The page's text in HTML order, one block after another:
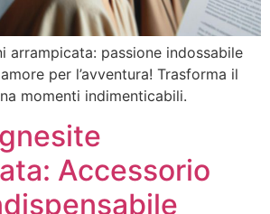
arrampicata: passione indossabile
per l’avventura! Trasforma il
momenti indimenticabili.
Accessorio